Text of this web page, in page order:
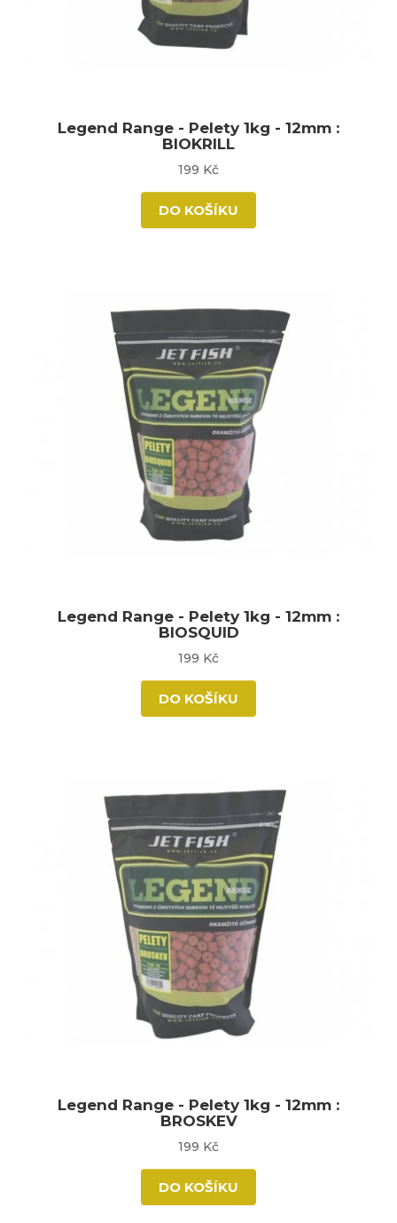
Legend Range - Pelety 1kg - 12mm :
BIOKRILL
199 Kč
DO KOŠÍKU
Legend Range - Pelety 1kg - 12mm :
BIOSQUID
199 Kč
DO KOŠÍKU
Legend Range - Pelety 1kg - 12mm :
BROSKEV
199 Kč
DO KOŠÍKU